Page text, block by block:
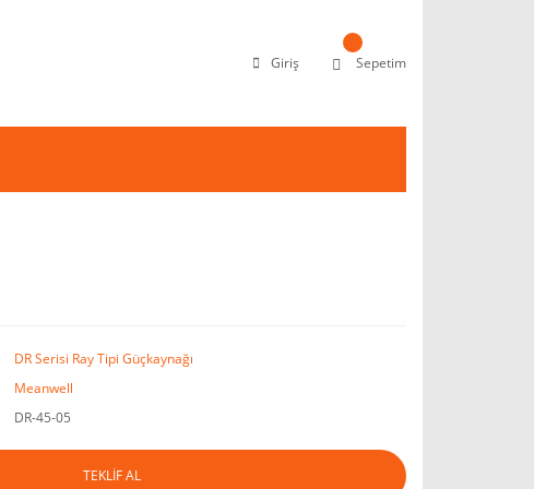
Giriş Sepetim
DR Serisi Ray Tipi Güçkaynağı
Meanwell
DR-45-05
TEKLİF AL